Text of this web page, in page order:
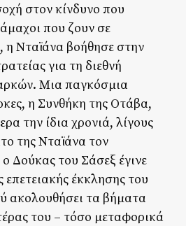
στον κίνδυνο που
που ζουν σε
η Νταϊάνα βοήθησε στην
για τη διεθνή
Μια παγκόσμια
η Συνθήκη της Οτάβα,
την ίδια χρονιά, λίγους
της Νταϊάνα τον
Δούκας του Σάσεξ έγινε
έκκλησης του
ακολουθήσει τα βήματα
του – τόσο μεταφορικά